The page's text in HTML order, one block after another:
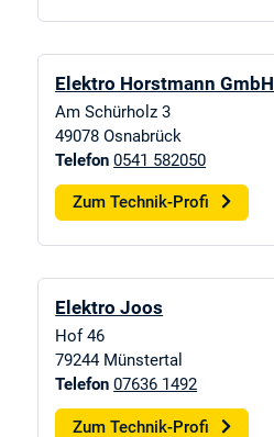
Elektro Horstmann GmbH
Am Schürholz 3
49078 Osnabrück
Telefon 0541 582050
Zum Technik-Profi
Elektro Joos
Hof 46
79244 Münstertal
Telefon 07636 1492
Zum Technik-Profi